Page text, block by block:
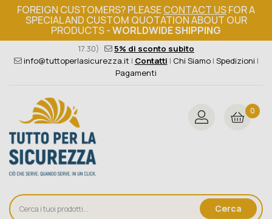
FOREIGN CUSTOMERS? PLEASECONTACT USFOR A
SPECIAL AND CUSTOM QUOTATION ABOUT OUR
PRODUCTS -WORLDWIDE SHIPPING
Ordine minimo 149€+iva 376 004 4000(Lun - Ven / 8.30 -
17.30)
5% di sconto subito
info@tuttoperlasicurezza.it | Contatti | Chi Siamo| Spedizioni |
Pagamenti
Cerca
0